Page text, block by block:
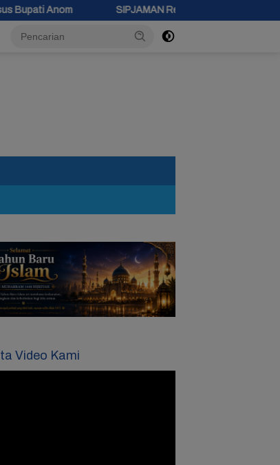
SIPJAMAN Resmi Diluncurkan, Pemkab Brebes Percepat
Video Kami